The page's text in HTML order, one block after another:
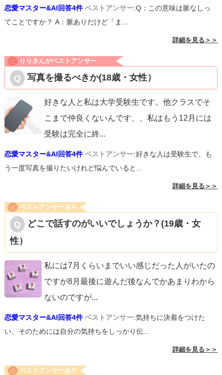
恋愛マスター&AI回答4件 ベストアンサー:Q：この意味は脈なしっ
てことですか？ A：脈ありだけど「ま...
詳細を見る＞＞
りりさんがベストアンサー
写真を撮るべきか(18歳・女性）
好きな人と私は大学受験生です。他クラスでそ
こまで仲良くないんです、、私はもう12月には
受験は完全に終...
恋愛マスター&AI回答4件 ベストアンサー:好きな人は受験生で、も
う一度写真を撮りたいけれど悩んでいると...
詳細を見る＞＞
ベストアンサーあり
どこで話すのがいいでしょうか？(19歳・女
性）
私には7月くらいまでいい感じだった人がいたの
ですが8月最後に遊んだ後なんでかあまりわから
ないのですが...
恋愛マスター&AI回答4件 ベストアンサー:気持ちに決着をつけた
い、そのためには自分の気持ちをしっかり伝...
詳細を見る＞＞
ベストアンサーあり